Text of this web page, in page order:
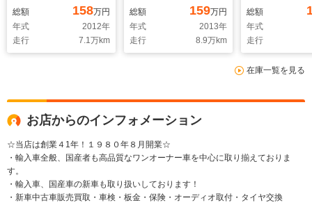
総額
158万円
年式
2012年
走行
7.1万km
総額
159万円
年式
2013年
走行
8.9万km
総額
年式
走行
在庫一覧を見る
お店からのインフォメーション
☆当店は創業４1年！１９８０年８月開業☆
・輸入車全般、国産者も高品質なワンオーナー車を中心に取り揃えておりま
す。
・輸入車、国産車の新車も取り扱いしております！
・新車中古車販売買取・車検・板金・保険・オーディオ取付・タイヤ交換